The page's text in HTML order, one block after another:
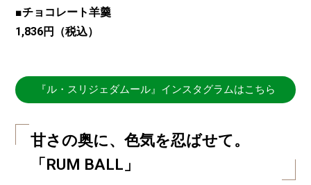
■チョコレート羊羹
1,836円（税込）
『ル・スリジェダムール』インスタグラムはこちら
甘さの奥に、色気を忍ばせて。
「RUM BALL」